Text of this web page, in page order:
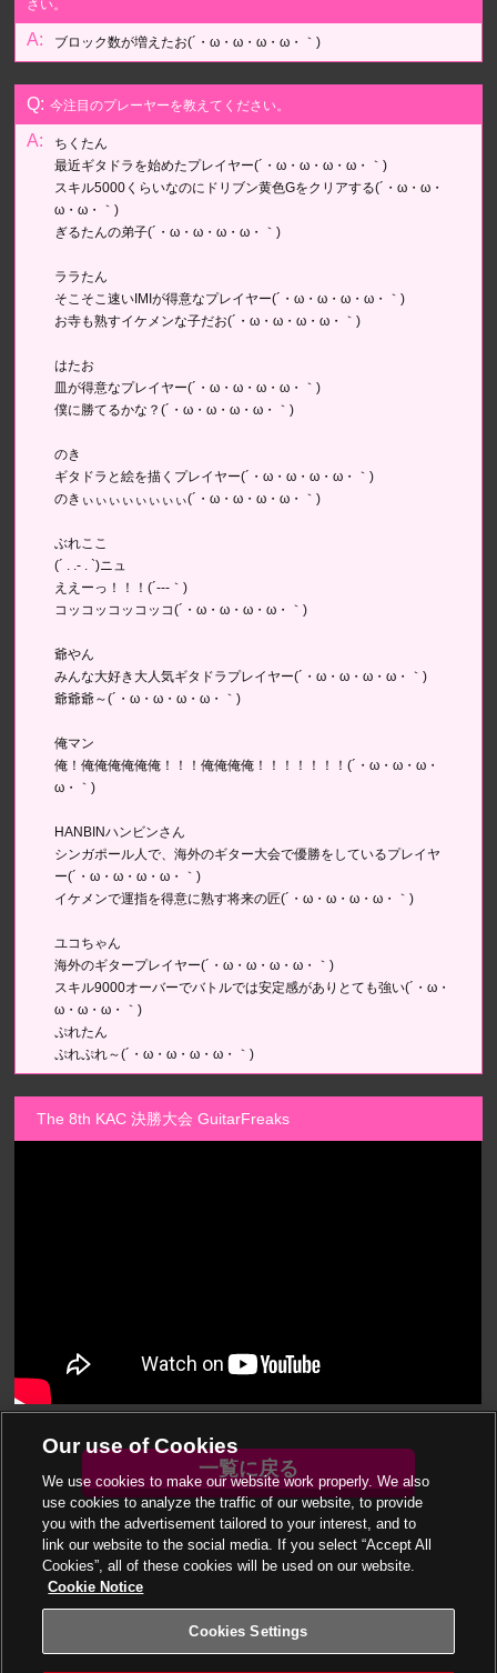
さい。
ブロック数が増えたお(´・ω・ω・ω・ω・｀)
今注目のプレーヤーを教えてください。
ちくたん
最近ギタドラを始めたプレイヤー(´・ω・ω・ω・ω・｀)
スキル5000くらいなのにドリブン黄色Gをクリアする(´・ω・ω・
ω・ω・｀)
ぎるたんの弟子(´・ω・ω・ω・ω・｀)
ララたん
そこそこ速いIMIが得意なプレイヤー(´・ω・ω・ω・ω・｀)
お寺も熟すイケメンな子だお(´・ω・ω・ω・ω・｀)
はたお
皿が得意なプレイヤー(´・ω・ω・ω・ω・｀)
僕に勝てるかな？(´・ω・ω・ω・ω・｀)
のき
ギタドラと絵を描くプレイヤー(´・ω・ω・ω・ω・｀)
のきぃぃぃぃぃぃぃぃ(´・ω・ω・ω・ω・｀)
ぶれここ
(´ . .- . `)ニュ
ええーっ！！！(´---｀)
コッコッコッコッコ(´・ω・ω・ω・ω・｀)
爺やん
みんな大好き大人気ギタドラプレイヤー(´・ω・ω・ω・ω・｀)
爺爺爺～(´・ω・ω・ω・ω・｀)
俺マン
俺！俺俺俺俺俺俺！！！俺俺俺俺！！！！！！！(´・ω・ω・ω・
ω・｀)
HANBINハンビンさん
シンガポール人で、海外のギター大会で優勝をしているプレイヤ
ー(´・ω・ω・ω・ω・｀)
イケメンで運指を得意に熟す将来の匠(´・ω・ω・ω・ω・｀)
ユコちゃん
海外のギタープレイヤー(´・ω・ω・ω・ω・｀)
スキル9000オーバーでバトルでは安定感がありとても強い(´・ω・
ω・ω・ω・｀)
ぷれたん
ぷれぷれ～(´・ω・ω・ω・ω・｀)
The 8th KAC 決勝大会 GuitarFreaks
一覧に戻る
Our use of Cookies
We use cookies to make our website work properly. We also
use cookies to analyze the traffic of our website, to provide
you with the advertisement tailored to your interest, and to
link our website to the social media. If you select “Accept All
Cookies”, all of these cookies will be used on our website.
Cookie Notice
Cookies Settings